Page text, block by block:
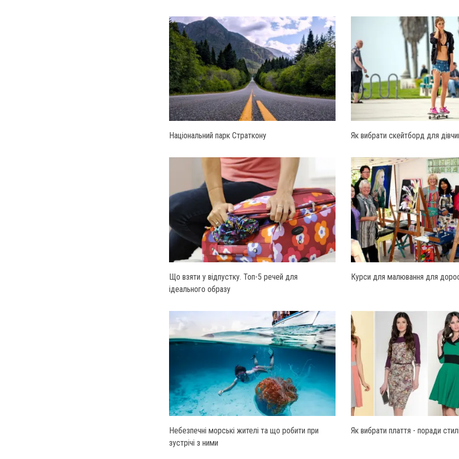
Національний парк Страткону Як вибрати скейтборд для
Що взяти у відпустку. Топ-5 речей для
ідеального образу
Курси для малювання для
Небезпечні морські жителі та що робити при
зустрічі з ними
Як вибрати плаття - поради